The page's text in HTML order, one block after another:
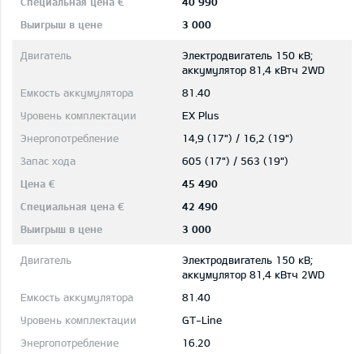
3 000
Электродвигатель 150 кВ;
aккумулятор 81,4 кВтч 2WD
81.40
EX Plus
14,9 (17") / 16,2 (19")
605 (17") / 563 (19")
45 490
42 490
3 000
Электродвигатель 150 кВ;
aккумулятор 81,4 кВтч 2WD
81.40
GT-Line
16.20